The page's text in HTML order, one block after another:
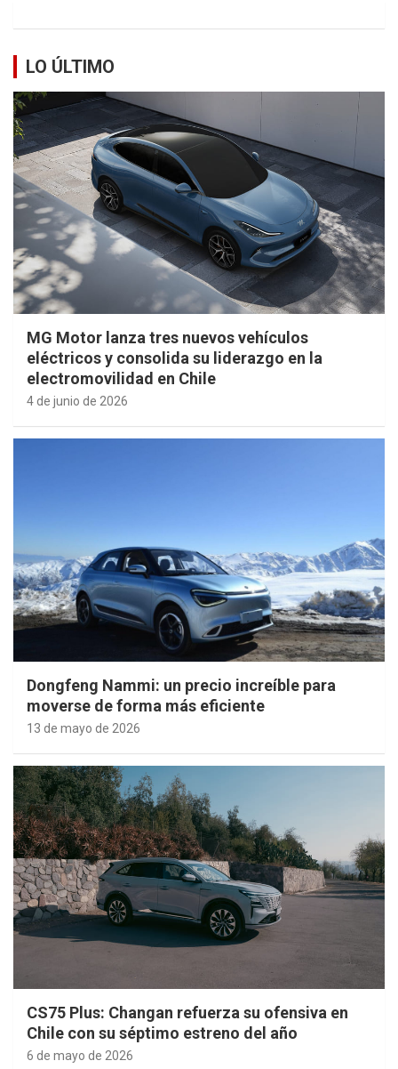
LO ÚLTIMO
MG Motor lanza tres nuevos vehículos
eléctricos y consolida su liderazgo en la
electromovilidad en Chile
4 de junio de 2026
Dongfeng Nammi: un precio increíble para
moverse de forma más eficiente
13 de mayo de 2026
CS75 Plus: Changan refuerza su ofensiva en
Chile con su séptimo estreno del año
6 de mayo de 2026